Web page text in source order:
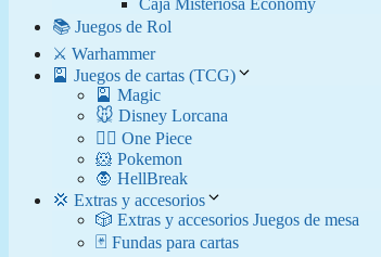
📚 Juegos de Rol
⚔️ Warhammer
🎴 Juegos de cartas (TCG)
🎴 Magic
🐭 Disney Lorcana
🏴‍☠️ One Piece
🐹 Pokemon
🧛​ HellBreak
💢 Extras y accesorios
🎲 Extras y accesorios Juegos de mesa
🃏 Fundas para cartas